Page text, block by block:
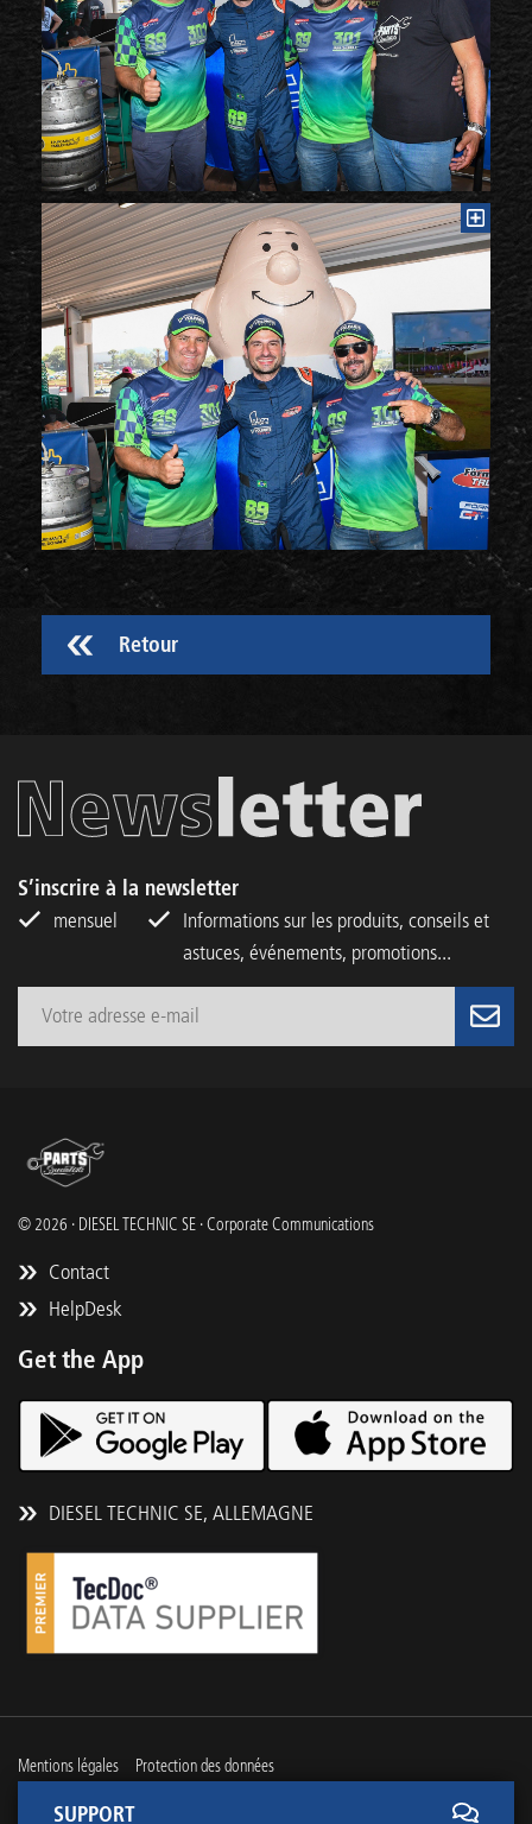
Retour
S’inscrire à la newsletter
mensuel
Informations sur les produits, conseils et
astuces, événements, promotions...
© 2026 · DIESEL TECHNIC SE · Corporate Communications
Contact
HelpDesk
Get the App
DIESEL TECHNIC SE, ALLEMAGNE
Mentions légales Protection des données
SUPPORT